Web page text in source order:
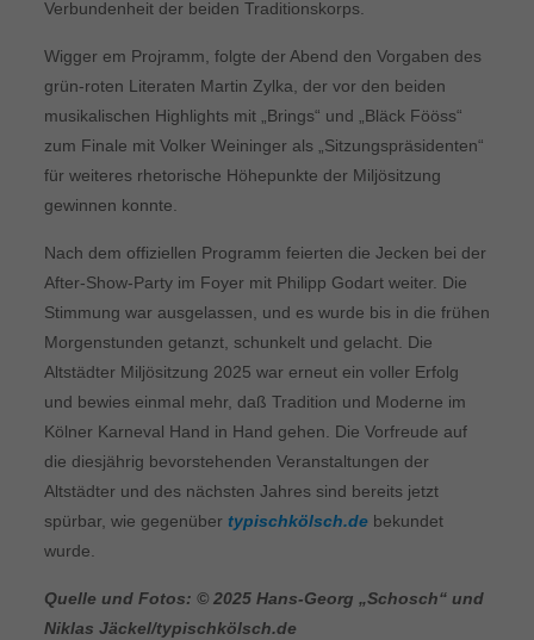
Verbundenheit der beiden Traditionskorps.
Wigger em Projramm, folgte der Abend den Vorgaben des
grün-roten Literaten Martin Zylka, der vor den beiden
musikalischen Highlights mit „Brings“ und „Bläck Fööss“
zum Finale mit Volker Weininger als „Sitzungspräsidenten“
für weiteres rhetorische Höhepunkte der Miljösitzung
gewinnen konnte.
Nach dem offiziellen Programm feierten die Jecken bei der
After-Show-Party im Foyer mit Philipp Godart weiter. Die
Stimmung war ausgelassen, und es wurde bis in die frühen
Morgenstunden getanzt, schunkelt und gelacht. Die
Altstädter Miljösitzung 2025 war erneut ein voller Erfolg
und bewies einmal mehr, daß Tradition und Moderne im
Kölner Karneval Hand in Hand gehen. Die Vorfreude auf
die diesjährig bevorstehenden Veranstaltungen der
Altstädter und des nächsten Jahres sind bereits jetzt
spürbar, wie gegenüber typischkölsch.debekundet
wurde.
Quelle und Fotos: © 2025 Hans-Georg „Schosch“ und
Niklas Jäckel/typischkölsch.de